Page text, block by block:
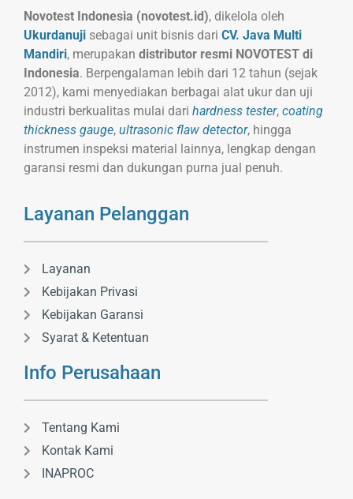
Novotest Indonesia (novotest.id), dikelola oleh
Ukurdanuji sebagai unit bisnis dari CV. Java Multi
Mandiri, merupakan distributor resmi NOVOTEST di
Indonesia. Berpengalaman lebih dari 12 tahun (sejak
2012), kami menyediakan berbagai alat ukur dan uji
industri berkualitas mulai dari hardness tester, coating
thickness gauge, ultrasonic flaw detector, hingga
instrumen inspeksi material lainnya, lengkap dengan
garansi resmi dan dukungan purna jual penuh.
Layanan Pelanggan
Layanan
Kebijakan Privasi
Kebijakan Garansi
Syarat & Ketentuan
Info Perusahaan
Tentang Kami
Kontak Kami
INAPROC